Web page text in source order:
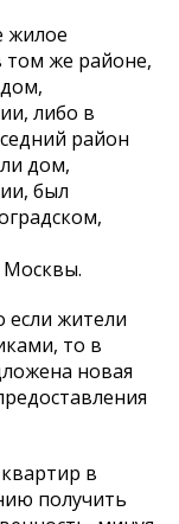
жилое
том же районе,
либо в
район
дом,
был
Москвы.
если жители
то в
новая
в
получить